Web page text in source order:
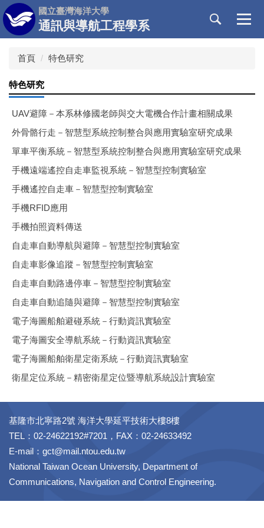
跳
到
主
區
國立臺灣海洋大學
通訊與導航工程學系
首頁 特色研究
特色研究
UAV避障－本系林修國老師與交大電機合作計畫相關成果
外骨骼行走－智慧型系統控制整合與應用實驗室研究成果
單車平衡系統－智慧型系統控制整合與應用實驗室研究成果
手機遠端遙控自走車監視系統－智慧型控制實驗室
手機遙控自走車－智慧型控制實驗室
手機RFID應用
手機拍照資料傳送
自走車自動導航與避障－智慧型控制實驗室
自走車影像追蹤－智慧型控制實驗室
自走車自動路邊停車－智慧型控制實驗室
自走車自動追隨與避障－智慧型控制實驗室
電子海圖船舶避碰系統－行動資訊實驗室
電子海圖安全導航系統－行動資訊實驗室
電子海圖船舶衛星定衛系統－行動資訊實驗室
衛星定位系統－精密衛星定位暨導航系統設計實驗室
基隆市北寧路2號 海洋大學延平技術大樓8樓
TEL：02-24622192#7201，FAX：02-24633492
E-mail：gct@mail.ntou.edu.tw
National Taiwan Ocean University, Department of
Communications, Navigation and Control Engineering.